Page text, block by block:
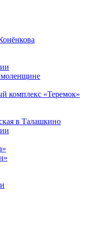
комплекс «Теремок»
в Талашкино